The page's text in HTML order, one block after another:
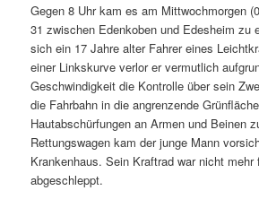
Gegen 8 Uhr kam es am Mittwochmorgen
31 zwischen Edenkoben und Edesheim zu
sich ein 17 Jahre alter Fahrer eines
einer Linkskurve verlor er vermutlich
Geschwindigkeit die Kontrolle über sein
die Fahrbahn in die angrenzende
Hautabschürfungen an Armen und Beinen
Rettungswagen kam der junge Mann
Krankenhaus. Sein Kraftrad war nicht mehr
abgeschleppt.